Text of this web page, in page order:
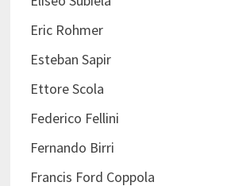
Eric Rohmer
Esteban Sapir
Ettore Scola
Federico Fellini
Fernando Birri
Francis Ford Coppola